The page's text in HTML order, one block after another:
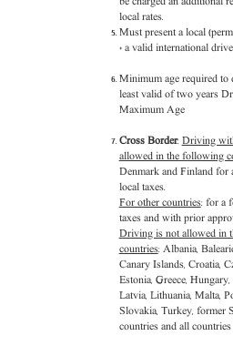
local rates.
Must present a local
+ a valid international
Minimum age required to
least valid of two years
Maximum Age
Cross Border: Driving
allowed in the following
Denmark and Finland for
local taxes.
For other countries: for a
taxes and with prior
Driving is not allowed in
countries: Albania,
Canary Islands, Croatia,
Estonia, Greece,
Latvia, Lithuania, Malta,
Slovakia, Turkey, former
countries and all countries